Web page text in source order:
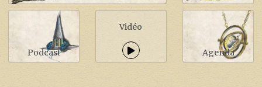
Podcast
Vidéo
Agenda